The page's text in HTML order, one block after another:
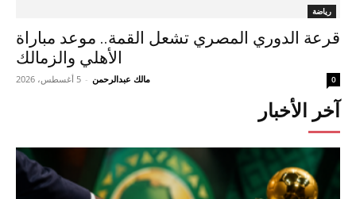
رياضة
قرعة الدوري المصري تشعل القمة.. موعد مباراة
الأهلي والزمالك
مالك عبدالرحمن - 5 أغسطس، 2026 0
آخر الأخبار